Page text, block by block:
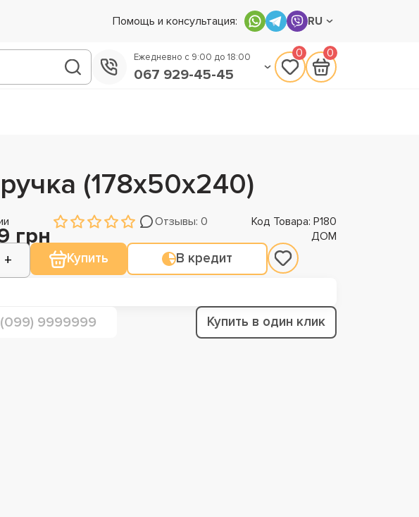
Помощь и консультация: RU
Ежедневно с 9:00 до 18:00
067 929-45-45
0 0
(178х50х240)
Отзывы: 0 Код Товара: Р180
грн ДОМ
Купить В кредит
Купить в один клик